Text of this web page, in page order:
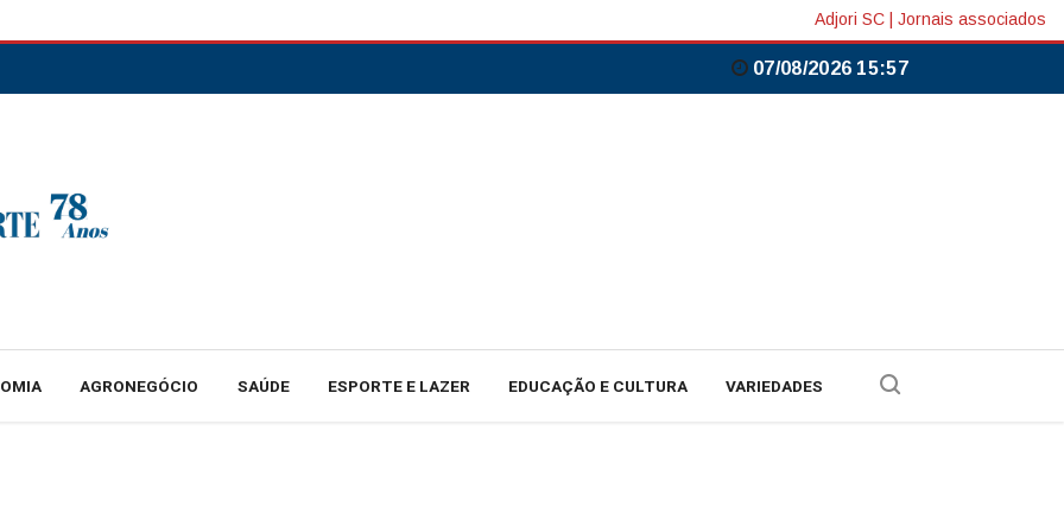
Adjori SC Jornais associados
07/08/2026 15:57
AGRONEGÓCIO SAÚDE ESPORTE E LAZER EDUCAÇÃO E CULTURA VARIEDADES